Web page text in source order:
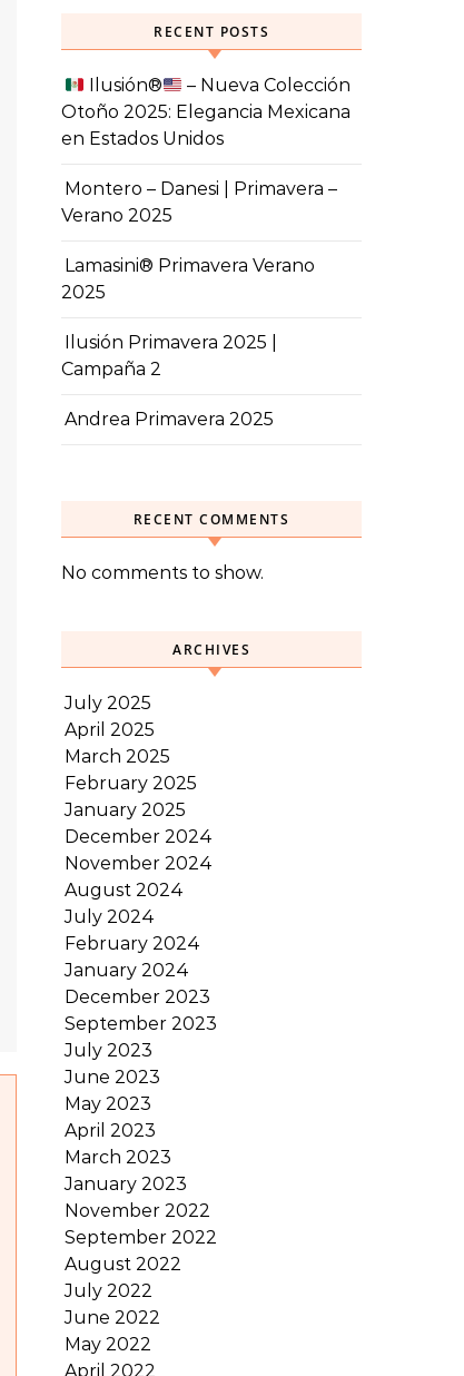
RECENT POSTS
Ilusión®️
– Nueva Colección
Otoño 2025: Elegancia Mexicana
en Estados Unidos
Montero – Danesi | Primavera –
Verano 2025
Lamasini® Primavera Verano
2025
Ilusión Primavera 2025 |
Campaña 2
Andrea Primavera 2025
RECENT COMMENTS
No comments to show.
ARCHIVES
July 2025
April 2025
March 2025
February 2025
January 2025
December 2024
November 2024
August 2024
July 2024
February 2024
January 2024
December 2023
September 2023
July 2023
June 2023
May 2023
April 2023
March 2023
January 2023
November 2022
September 2022
August 2022
July 2022
June 2022
May 2022
April 2022